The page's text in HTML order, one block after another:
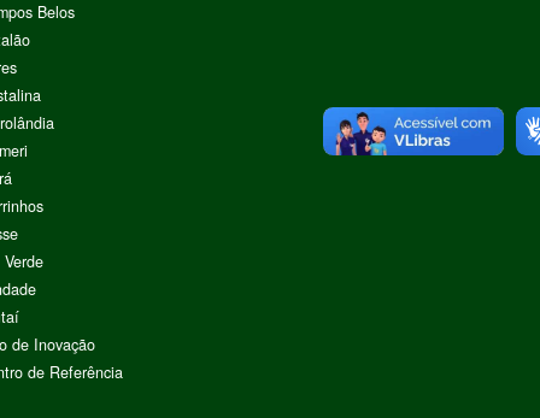
Belos
de Inovação
de Referência